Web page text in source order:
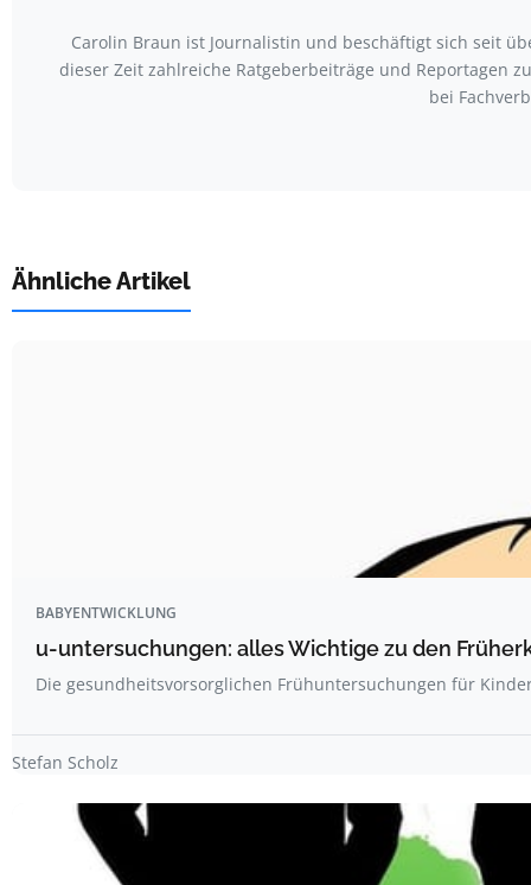
Carolin Braun ist Journalistin und beschäftigt sich seit
dieser Zeit zahlreiche Ratgeberbeiträge und Reportagen
bei
Ähnliche Artikel
BABYENTWICKLUNG
u-untersuchungen: alles Wichtige zu den
Die gesundheitsvorsorglichen Frühuntersuchungen für
Stefan Scholz